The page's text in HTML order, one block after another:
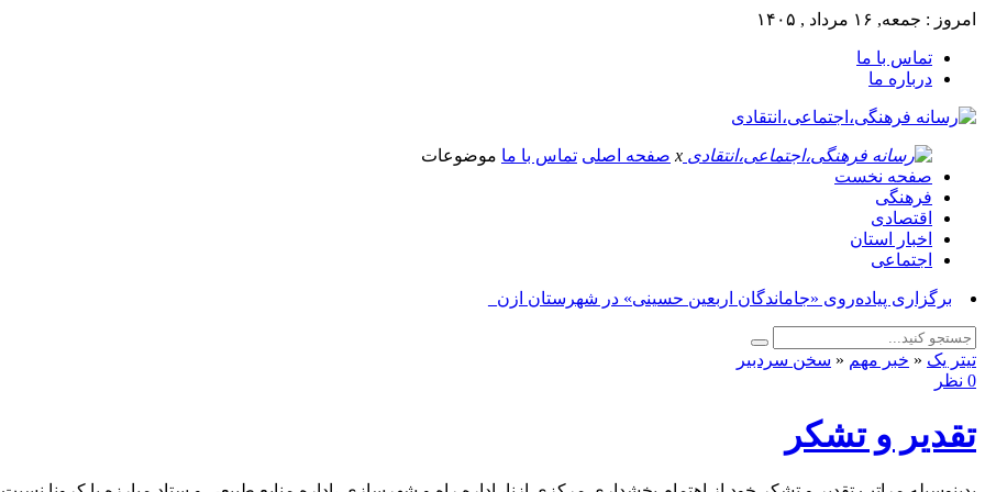
امروز : جمعه, ۱۶ مرداد , ۱۴۰۵
تماس با ما
درباره ما
x صفحه اصلی تماس با ما موضوعات
صفحه نخست
فرهنگی
اقتصادی
اخبار استان
اجتماعی
برگزاری پیاده‌روی «جاماندگان اربعین حسینی» در شهرستان ازنا_
تیتر یک « خبر مهم « سخن سردبیر
0 نظر
تقدیر و تشکر